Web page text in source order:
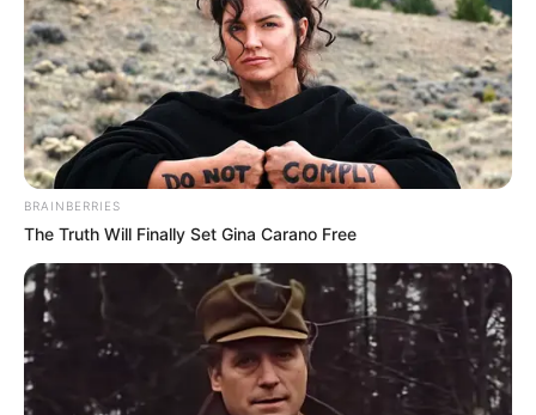
BRAINBERRIES
The Truth Will Finally Set Gina Carano Free